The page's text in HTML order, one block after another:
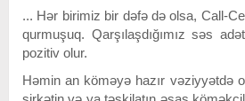
... Hər birimiz bir dəfə də olsa, Call-
qurmuşuq. Qarşılaşdığımız səs
pozitiv olur.
Həmin an köməyə hazır vəziyyətdə